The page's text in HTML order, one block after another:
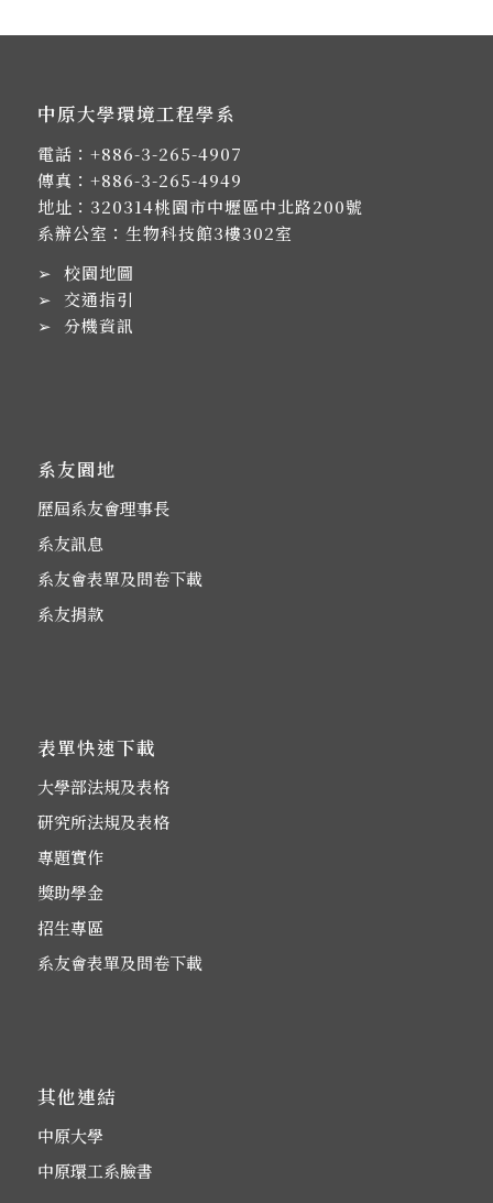
中原大學環境工程學系
電話： +886-3-265-4907
傳真：+886-3-265-4949
地址： 320314桃園市中壢區中北路200號
系辦公室：生物科技館3樓302室
➢ 校園地圖
➢ 交通指引
➢ 分機資訊
系友園地
歷屆系友會理事長
系友訊息
系友會表單及問卷下載
系友捐款
表單快速下載
大學部法規及表格
研究所法規及表格
專題實作
獎助學金
招生專區
系友會表單及問卷下載
其他連結
中原大學
中原環工系臉書